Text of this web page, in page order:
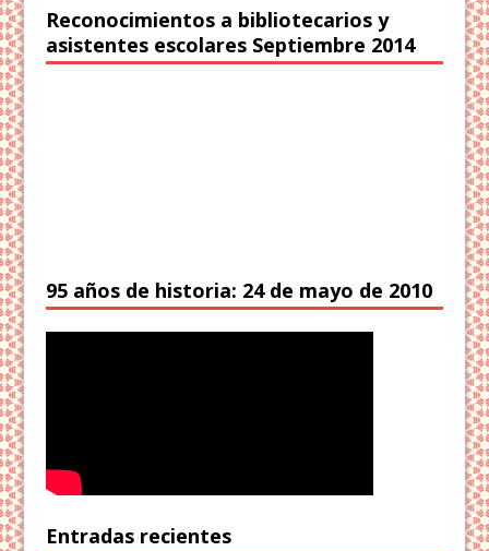
Reconocimientos a bibliotecarios y
asistentes escolares Septiembre 2014
95 años de historia: 24 de mayo de 2010
Entradas recientes